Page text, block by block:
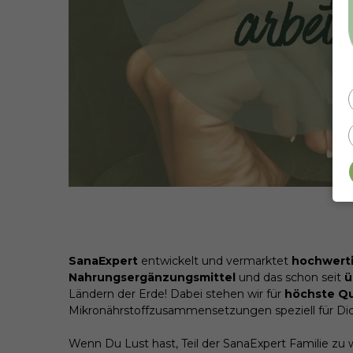
SanaExpert entwickelt und vermarktet
Nahrungsergänzungsmittel und das schon seit
Ländern der Erde! Dabei stehen wir für höchste
Mikronährstoffzusammensetzungen speziell für
Wenn Du Lust hast, Teil der SanaExpert Familie